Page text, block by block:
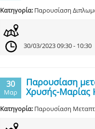
Κατηγορία: Παρουσίαση
30/03/2023 09:30 - 10:30
30
Μαρ
Παρουσίαση
Χρυσής-Μαρίας
Κατηγορία: Παρουσίαση